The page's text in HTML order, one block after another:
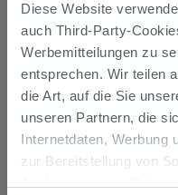
Diese Website
auch Third-Party-
Werbemitteilungen zu
entsprechen. Wir teilen
die Art, auf die Sie
unseren Partnern, die
Internetdaten, Werbung
zur Bereitstellung von